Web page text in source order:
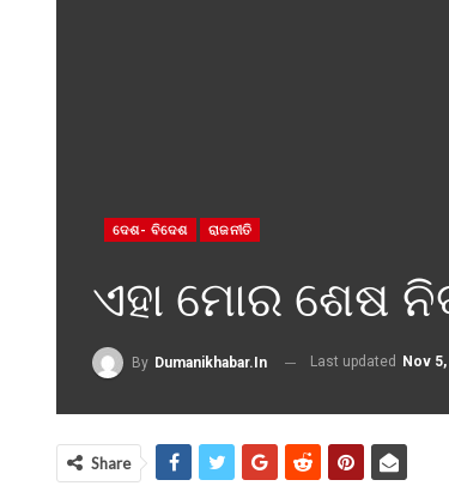
ଦେଶ- ବିଦେଶ ରାଜନୀତି
ଏହା ମୋର ଶେଷ
By Dumanikhabar.in Last updated Nov
Share